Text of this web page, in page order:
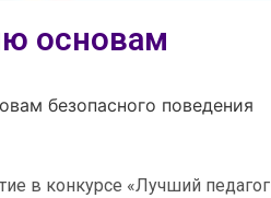
основам
безопасного поведения
в конкурсе «Лучший педагог